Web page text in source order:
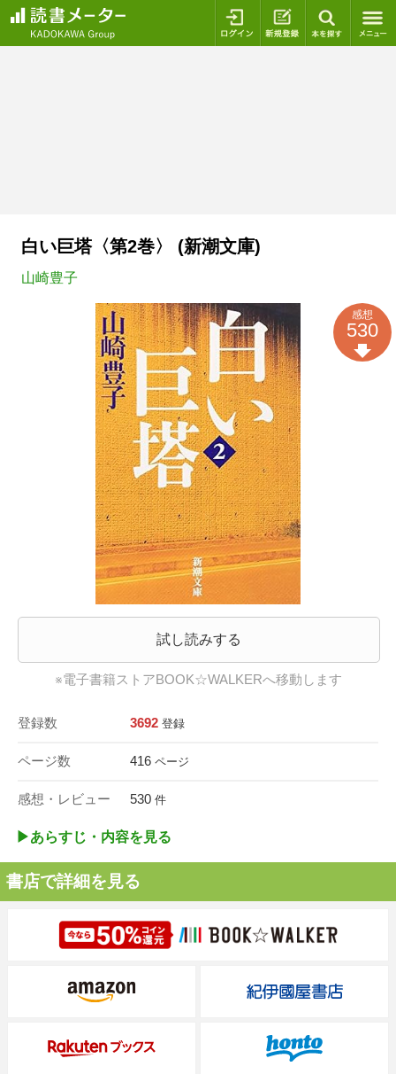
ログイン 新規登録
白い巨塔〈第2巻〉 (新潮文庫)
山崎豊子
試し読みする
※電子書籍ストアBOOK☆WALKERへ移動します
登録数 3692 登録
ページ数 416 ページ
感想・レビュー 530 件
感想
530
▶︎あらすじ・内容を見る
書店で詳細を見る